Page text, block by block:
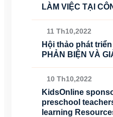
LÀM VIỆC TẠI
11 Th10,2022
Hội thảo phát
PHẢN BIỆN VÀ
10 Th10,2022
KidsOnline
preschool
learning